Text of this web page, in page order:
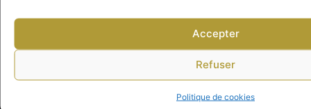
Accepter
Refuser
Politique de cookies
Pension pour Chats 78